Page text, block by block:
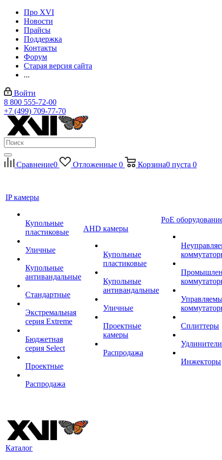
Про XVI
Новости
Прайсы
Поддержка
Контакты
Форум
Старая версия сайта
...
Войти
8 800 555-72-00
+7 (499) 709-77-70
Сравнение0 Отложенные 0 Корзина0 пуста 0
IP камеры
Купольные
пластиковые
Уличные
Купольные
антивандальные
Стандартные
Экстремальная
серия Extreme
Бюджетная
серия Select
Проектные
Распродажа
AHD камеры
Купольные
пластиковые
Купольные
антивандальные
Уличные
Проектные
камеры
Распродажа
PoE
Сплиттеры
Удлинители
Инжекторы
Каталог